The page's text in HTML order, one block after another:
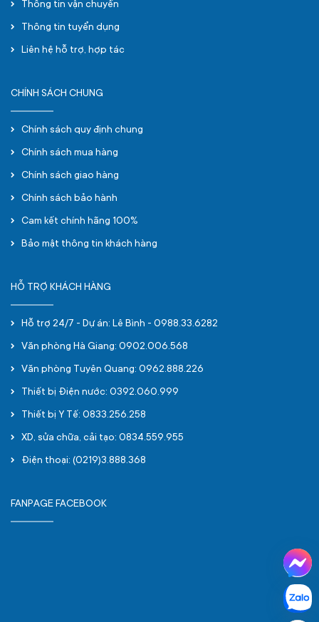
Thông tin vận chuyển
Thông tin tuyển dụng
Liên hệ hỗ trợ, hợp tác
CHÍNH SÁCH CHUNG
Chính sách quy định chung
Chính sách mua hàng
Chính sách giao hàng
Chính sách bảo hành
Cam kết chính hãng 100%
Bảo mật thông tin khách hàng
HỖ TRỢ KHÁCH HÀNG
Hỗ trợ 24/7 - Dự án: Lê Bình - 0988.33.6282
Văn phòng Hà Giang: 0902.006.568
Văn phòng Tuyên Quang: 0962.888.226
Thiết bị Điện nước: 0392.060.999
Thiết bị Y Tế: 0833.256.258
XD, sửa chữa, cải tạo: 0834.559.955
Điện thoại: (0219)3.888.368
FANPAGE FACEBOOK